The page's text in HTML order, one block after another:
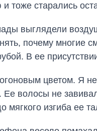
тоже старались
выглядели
почему
В ее
цветом. Я не
Ее волосы не
изгиба ее